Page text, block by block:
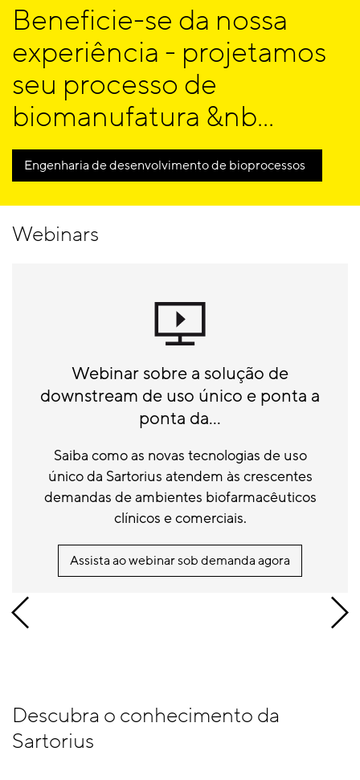
Beneficie-se da nossa
experiência - projetamos
seu processo de
biomanufatura &nb...
Engenharia de desenvolvimento de bioprocessos
Webinars
Webinar sobre a solução de
downstream de uso único e ponta a
ponta da...
Saiba como as novas tecnologias de uso
único da Sartorius atendem às crescentes
demandas de ambientes biofarmacêuticos
clínicos e comerciais.
Assista ao webinar sob demanda agora
Descubra o conhecimento da
Sartorius